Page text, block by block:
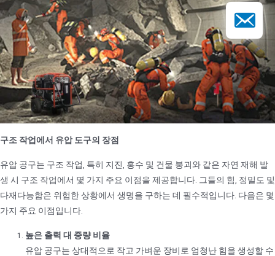
구조 작업에서 유압 도구의 장점
유압 공구는 구조 작업, 특히 지진, 홍수 및 건물 붕괴와 같은 자연 재해 발
생 시 구조 작업에서 몇 가지 주요 이점을 제공합니다. 그들의 힘, 정밀도 및
다재다능함은 위험한 상황에서 생명을 구하는 데 필수적입니다. 다음은 몇
가지 주요 이점입니다.
높은 출력 대 중량 비율
유압 공구는 상대적으로 작고 가벼운 장비로 엄청난 힘을 생성할 수
이메일